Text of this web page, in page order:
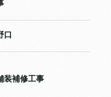
口
装補修工事